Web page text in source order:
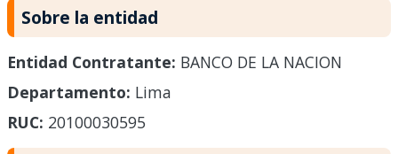
Sobre la entidad
Entidad Contratante: BANCO DE LA NACION
Departamento: Lima
RUC: 20100030595